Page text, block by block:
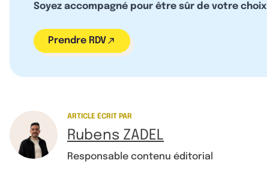
Soyez accompagné pour être sûr de votre choix
Prendre RDV
ARTICLE ÉCRIT PAR
Rubens ZADEL
Responsable contenu éditorial